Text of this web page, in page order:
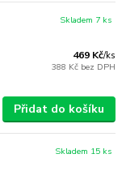
469 Kč/ks
388 Kč bez DPH
Skladem 7 ks
Přidat do košíku
Skladem 15 ks